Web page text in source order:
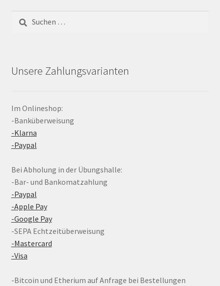
nach:
Unsere Zahlungsvarianten
Im Onlineshop:
-Banküberweisung
-Klarna
-Paypal
Bei Abholung in der Übungshalle:
-Bar- und Bankomatzahlung
-Paypal
-Apple Pay
-Google Pay
-SEPA Echtzeitüberweisung
-Mastercard
-Visa
-Bitcoin und Etherium auf Anfrage bei Bestellungen